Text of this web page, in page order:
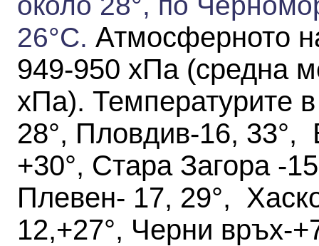
26°С. Атмосферното
949-950 хПа (средна
хПа). Температурите
28°, Пловдив-16, 33°,
+30°, Стара Загора -
Плевен- 17, 29°,
12,+27°, Черни връх-